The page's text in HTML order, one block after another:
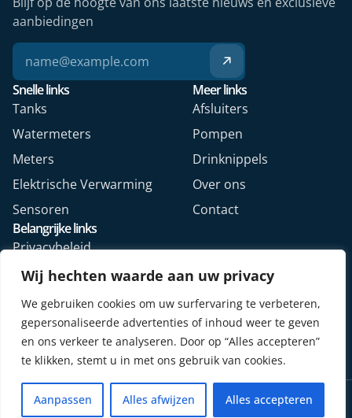
Wij hechten waarde aan uw privacy
We gebruiken cookies om uw surfervaring te verbeteren,
gepersonaliseerde advertenties of inhoud weer te geven
en ons verkeer te analyseren. Door op “Alles accepteren”
te klikken, stemt u in met ons gebruik van cookies.
Aanpassen Alles afwijzen Alles accepteren
Snelle links
Tanks
Watermeters
Meters
Elektrische Verwarming
Sensoren
Meer links
Afsluiters
Pompen
Drinknippels
Over ons
Contact
Belangrijke links
Privacybeleid
Algemene voorwaarden
Veelgestelde vragen
Retourformulier webshop
aanbiedingen
Copyright © 2026. Alle rechten voorbehouden.